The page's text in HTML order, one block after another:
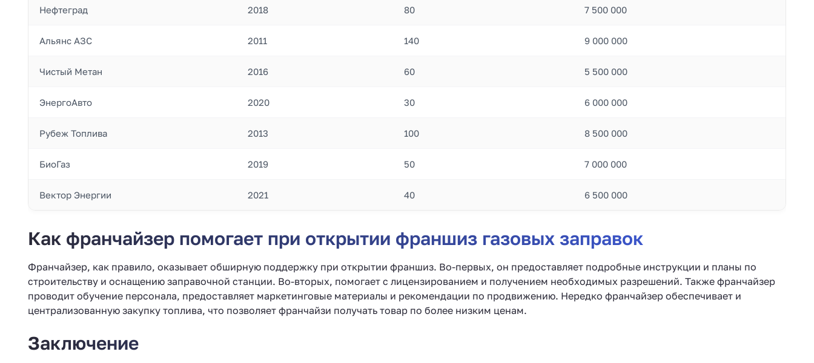
Нефтеград 2018 80 7 500 000
Альянс АЗС 2011 140 9 000 000
Чистый Метан 2016 60 5 500 000
ЭнергоАвто 2020 30 6 000 000
Рубеж Топлива 2013 100 8 500 000
БиоГаз 2019 50 7 000 000
Вектор Энергии 2021 40 6 500 000
Как франчайзер помогает при открытии франшиз газовых заправок
Франчайзер, как правило, оказывает обширную поддержку при открытии франшиз. Во-первых, он предоставляет подробные инструкции и планы по
строительству и оснащению заправочной станции. Во-вторых, помогает с лицензированием и получением необходимых разрешений. Также франчайзер
проводит обучение персонала, предоставляет маркетинговые материалы и рекомендации по продвижению. Нередко франчайзер обеспечивает и
централизованную закупку топлива, что позволяет франчайзи получать товар по более низким ценам.
Заключение